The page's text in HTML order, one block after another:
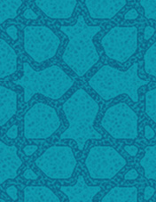
هنری
شد